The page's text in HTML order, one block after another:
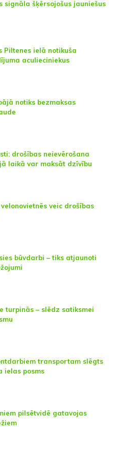
signāla šķērsojošus jauniešus
Piltenes ielā notikuša
aculieciniekus
notiks bezmaksas
drošības neievērošana
laikā var maksāt dzīvību
veic drošības
būvdarbi – tiks atjaunoti
turpinās – slēdz satiksmei
transportam slēgts
ielas posms
pilsētvidē gatavojas